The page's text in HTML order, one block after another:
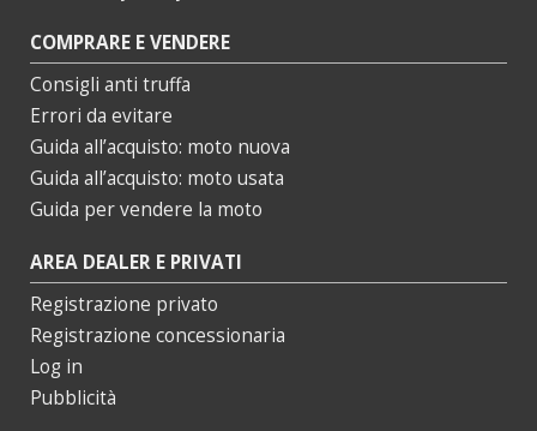
COMPRARE E VENDERE
Consigli anti truffa
Errori da evitare
Guida all’acquisto: moto nuova
Guida all’acquisto: moto usata
Guida per vendere la moto
AREA DEALER E PRIVATI
Registrazione privato
Registrazione concessionaria
Log in
Pubblicità